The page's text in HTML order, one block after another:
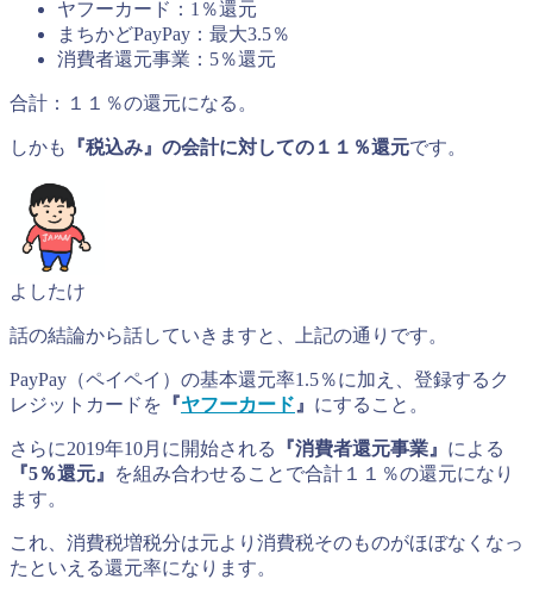
ヤフーカード：1％還元
まちかどPayPay：最大3.5％
消費者還元事業：5％還元
合計：１１％の還元になる。
しかも 『税込み』の会計に対しての１１％還元です。
よしたけ
話の結論から話していきますと、上記の通りです。
PayPay（ペイペイ）の基本還元率1.5％に加え、登録するク
レジットカードを 『ヤフーカード 』 にすること。
さらに2019年10月に開始される 『消費者還元事業』 による
『5％還元』
を組み合わせることで合計１１％の還元になり
ます。
これ、消費税増税分は元より消費税そのものがほぼなくなっ
たといえる還元率になります。